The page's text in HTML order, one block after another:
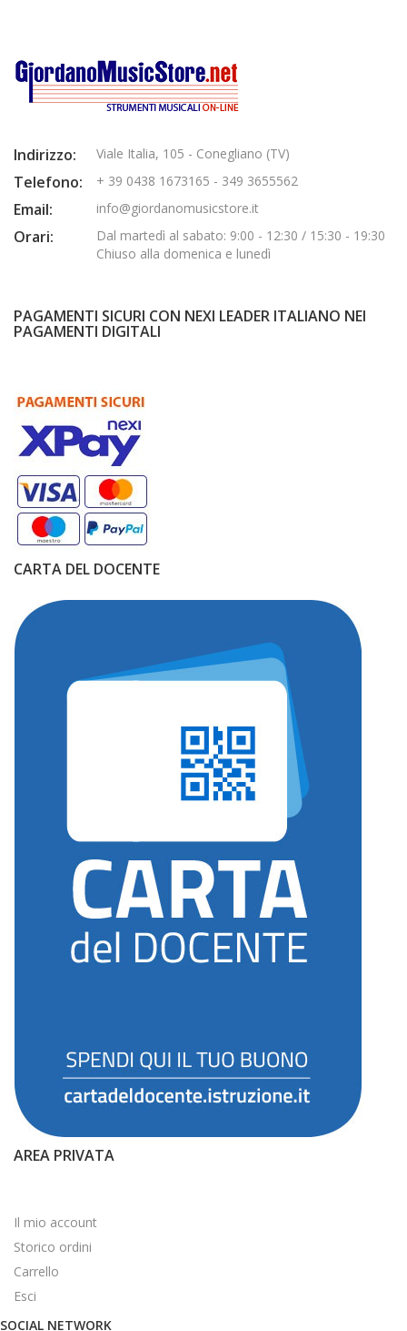
Indirizzo: Viale Italia, 105 - Conegliano (TV)
Telefono: + 39 0438 1673165 - 349 3655562
Email: info@giordanomusicstore.it
Orari:
Dal martedì al sabato: 9:00 - 12:30 / 15:30 - 19:30
Chiuso alla domenica e lunedì
PAGAMENTI SICURI CON NEXI LEADER ITALIANO NEI
PAGAMENTI DIGITALI
CARTA DEL DOCENTE
AREA PRIVATA
Il mio account
Storico ordini
Carrello
Esci
SOCIAL NETWORK